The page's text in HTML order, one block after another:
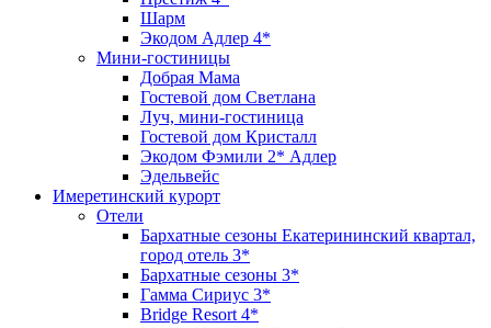
Шарм
Экодом Адлер 4*
Мини-гостиницы
Добрая Мама
Гостевой дом Светлана
Луч, мини-гостиница
Гостевой дом Кристалл
Экодом Фэмили 2* Адлер
Эдельвейс
Имеретинский курорт
Отели
Бархатные сезоны Екатерининский квартал,
город отель 3*
Бархатные сезоны 3*
Гамма Сириус 3*
Bridge Resort 4*